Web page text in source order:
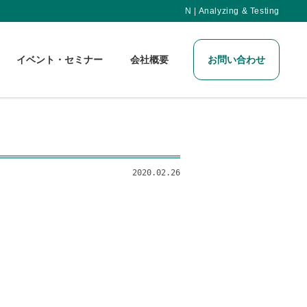
N | Analyzing & Testing
イベント・セミナー 会社概要 お問い合わせ
2020.02.26